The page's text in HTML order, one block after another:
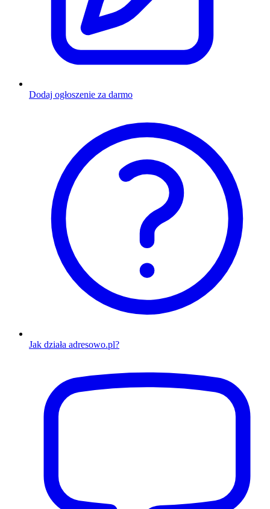
Dodaj ogłoszenie za darmo
Jak działa adresowo.pl?